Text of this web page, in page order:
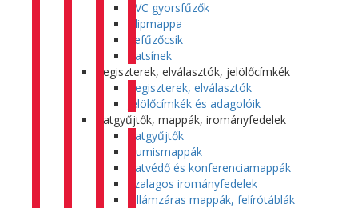
PVC gyorsfűzők
Klipmappa
Lefűzőcsík
Iratsínek
Regiszterek, elválasztók, jelölőcímkék
Regiszterek, elválasztók
Jelölőcímkék és adagolóik
Iratgyűjtők, mappák, irományfedelek
Iratgyűjtők
Gumismappák
Iratvédő és konferenciamappák
Szalagos irományfedelek
Villámzáras mappák, felírótáblák